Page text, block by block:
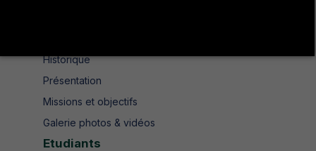
Historique
Présentation
Missions et objectifs
Galerie photos & vidéos
Etudiants